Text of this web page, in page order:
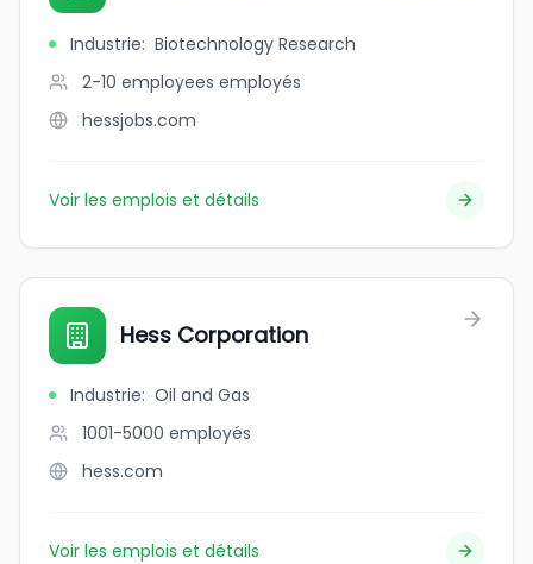
Industrie: Biotechnology Research
2-10 employees employés
hessjobs.com
Voir les emplois et détails
Hess Corporation
Industrie: Oil and Gas
1001-5000 employés
hess.com
Voir les emplois et détails